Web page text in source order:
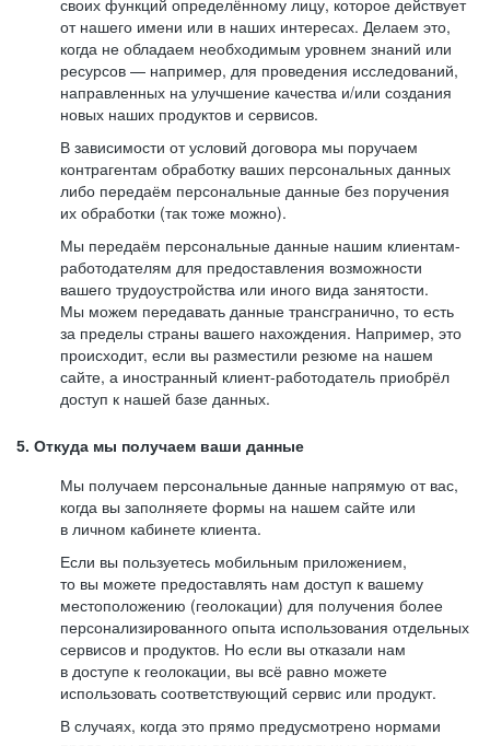
своих функций определённому лицу, которое действует
от нашего имени или в наших интересах. Делаем это,
когда не обладаем необходимым уровнем знаний или
ресурсов — например, для проведения исследований,
направленных на улучшение качества и/или создания
новых наших продуктов и сервисов.
В зависимости от условий договора мы поручаем
контрагентам обработку ваших персональных данных
либо передаём персональные данные без поручения
их обработки (так тоже можно).
Мы передаём персональные данные нашим клиентам-
работодателям для предоставления возможности
вашего трудоустройства или иного вида занятости.
Мы можем передавать данные трансгранично, то есть
за пределы страны вашего нахождения. Например, это
происходит, если вы разместили резюме на нашем
сайте, а иностранный клиент-работодатель приобрёл
доступ к нашей базе данных.
5. Откуда мы получаем ваши данные
Мы получаем персональные данные напрямую от вас,
когда вы заполняете формы на нашем сайте или
в личном кабинете клиента.
Если вы пользуетесь мобильным приложением,
то вы можете предоставлять нам доступ к вашему
местоположению (геолокации) для получения более
персонализированного опыта использования отдельных
сервисов и продуктов. Но если вы отказали нам
в доступе к геолокации, вы всё равно можете
использовать соответствующий сервис или продукт.
В случаях, когда это прямо предусмотрено нормами